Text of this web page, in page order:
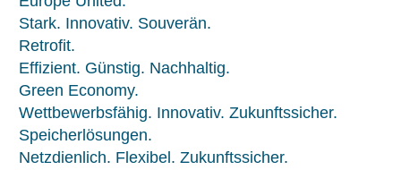
Stark. Innovativ. Souverän.
Retrofit.
Effizient. Günstig. Nachhaltig.
Green Economy.
Wettbewerbsfähig. Innovativ. Zukunftssicher.
Speicherlösungen.
Netzdienlich. Flexibel. Zukunftssicher.